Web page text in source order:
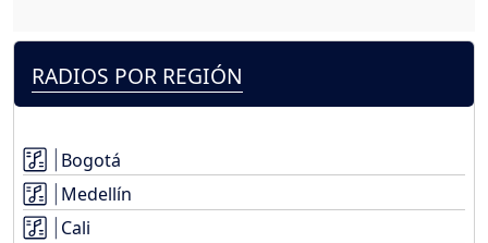
RADIOS POR REGIÓN
Bogotá
Medellín
Cali